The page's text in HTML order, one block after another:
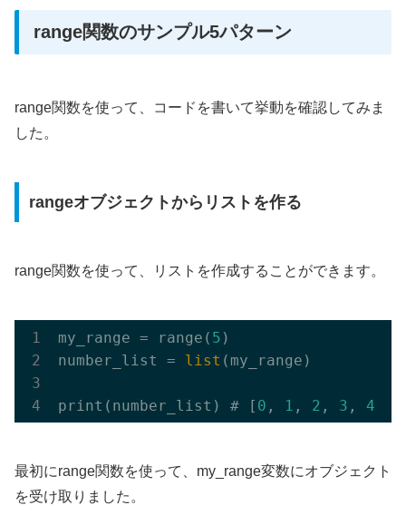
range関数のサンプル5パターン
range関数を使って、コードを書いて挙動を確認してみま
した。
rangeオブジェクトからリストを作る
range関数を使って、リストを作成することができます。
my_range = range( 5 )
number_list = list (my_range)
print(number_list) # [ 0 , 1 , 2 , 3 , 4
最初にrange関数を使って、my_range変数にオブジェクト
を受け取りました。